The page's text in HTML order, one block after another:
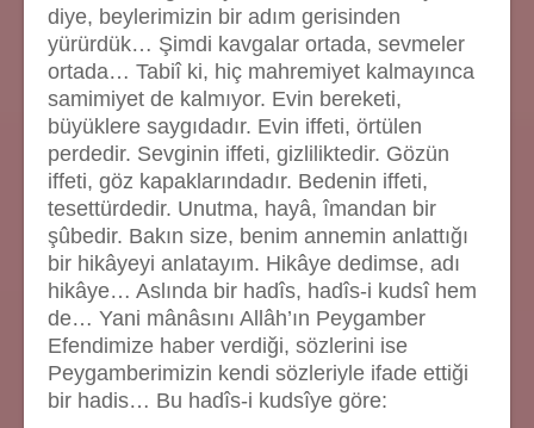
diye, beylerimizin bir adım gerisinden
yürürdük… Şimdi kavgalar ortada, sevmeler
ortada… Tabiî ki, hiç mahremiyet kalmayınca
samimiyet de kalmıyor. Evin bereketi,
büyüklere saygıdadır. Evin iffeti, örtülen
perdedir. Sevginin iffeti, gizliliktedir. Gözün
iffeti, göz kapaklarındadır. Bedenin iffeti,
tesettürdedir. Unutma, hayâ, îmandan bir
şûbedir. Bakın size, benim annemin anlattığı
bir hikâyeyi anlatayım. Hikâye dedimse, adı
hikâye… Aslında bir hadîs, hadîs-i kudsî hem
de… Yani mânâsını Allâh’ın Peygamber
Efendimize haber verdiği, sözlerini ise
Peygamberimizin kendi sözleriyle ifade ettiği
bir hadis… Bu hadîs-i kudsîye göre: